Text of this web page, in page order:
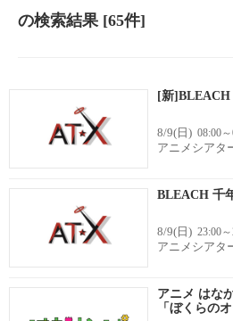
の検索結果[65件]
[新]BLEACH
8/9(日) 08:00
アニメシアタ
BLEACH 千
8/9(日) 23:00
アニメシアタ
アニメ はな
「ぼくらの